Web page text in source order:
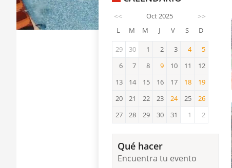
<< Oct 2025 >>
L M M J V S D
29 30 1 2 3 4 5
6 7 8 9 10 11
12
13
14 15 16 17 18
18
19
19
20 21 22 23 24
24
25 26
27 28 29 30 31 1 2
Qué hacer
Encuentra tu evento